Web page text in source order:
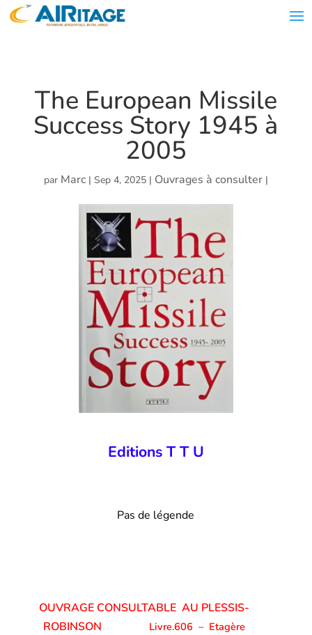
The European Missile
Success Story 1945 à
2005
par Marc| Sep 4, 2025| Ouvrages à consulter|
Editions T T U
Pas de légende
OUVRAGE CONSULTABLE AU PLESSIS-
ROBINSON
Livre.606 – Etagère